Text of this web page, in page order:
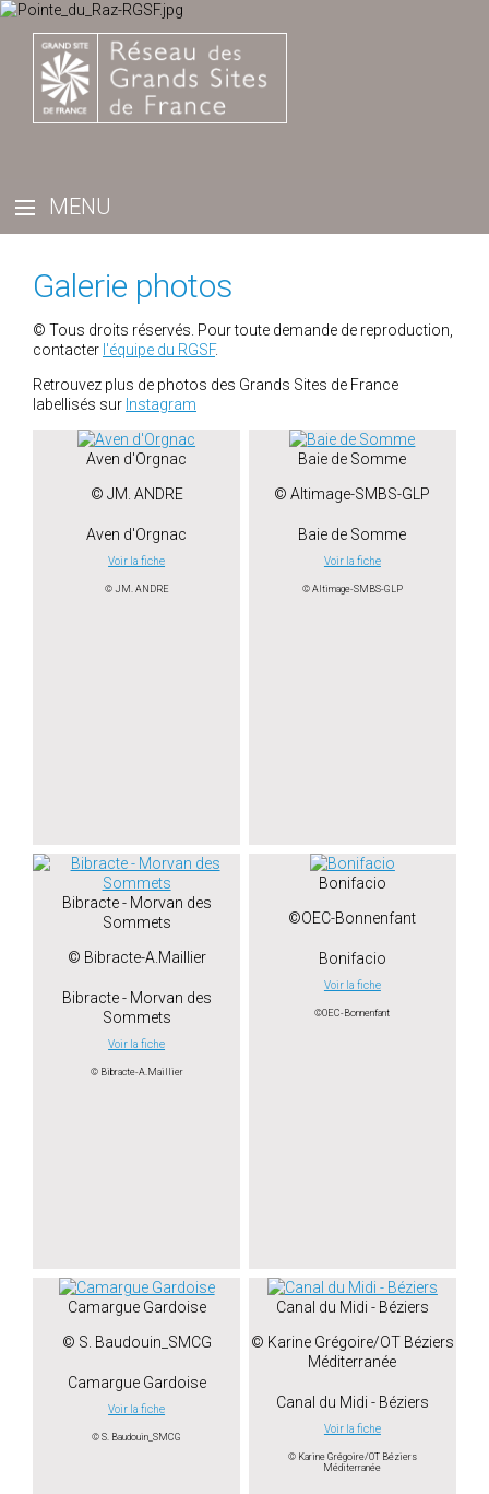
Galerie photos
© Tous droits réservés. Pour toute demande de reproduction,
contacter l'équipe du RGSF.
Retrouvez plus de photos des Grands Sites de France
labellisés sur Instagram
Aven d'Orgnac
© JM. ANDRE
Aven d'Orgnac
Voir la fiche
© JM. ANDRE
Baie de Somme
© Altimage-SMBS-GLP
Baie de Somme
Voir la fiche
© Altimage-SMBS-GLP
Bibracte - Morvan des
Sommets
© Bibracte-A.Maillier
Bibracte - Morvan des
Sommets
Voir la fiche
© Bibracte-A.Maillier
Bonifacio
©OEC-Bonnenfant
Bonifacio
Voir la fiche
©OEC-Bonnenfant
Camargue Gardoise
© S. Baudouin_SMCG
Camargue Gardoise
Voir la fiche
© S. Baudouin_SMCG
Canal du Midi - Béziers
© Karine Grégoire/OT Béziers
Méditerranée
Canal du Midi - Béziers
Voir la fiche
© Karine Grégoire/OT Béziers
Méditerranée